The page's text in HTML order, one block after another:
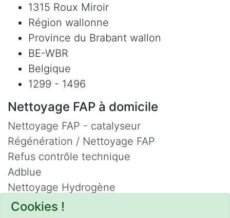
Cookies !
1315 Roux Miroir
Région wallonne
Province du Brabant wallon
BE-WBR
Belgique
1299 - 1496
Nettoyage FAP à domicile
Nettoyage FAP - catalyseur
Régénération / Nettoyage FAP
Refus contrôle technique
Adblue
Nettoyage Hydrogène
Contact